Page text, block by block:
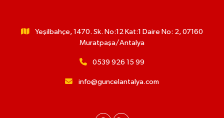
Yeşilbahçe, 1470. Sk. No:12 Kat:1 Daire No: 2, 07160
Muratpaşa/Antalya
0539 926 15 99
info@guncelantalya.com